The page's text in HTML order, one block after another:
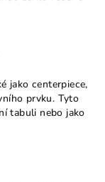
jako centerpiece,
prvku. Tyto
tabuli nebo jako